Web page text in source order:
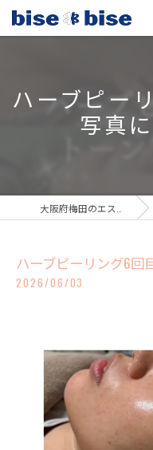
ハーブピー
写真
大阪府梅田のエステならbisebise
ハーブピーリング6回
2026/06/03